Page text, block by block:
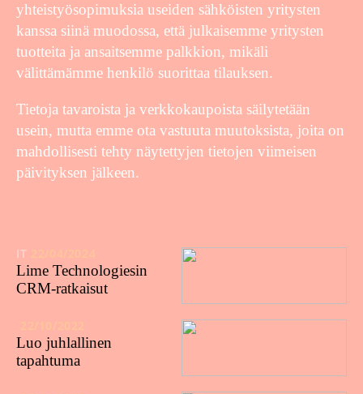
yhteistyösopimuksia useiden sähköisten yritysten
kanssa siinä muodossa, että julkaisemme yritysten
tuotteita ja ansaitsemme palkkion, mikäli
välittämämme henkilö suorittaa tilauksen.
Tietoja tavaroista ja verkkokaupoista säilytetään
usein, mutta emme ota vastuuta muutoksista, joita on
mahdollisesti tehty näytettyjen tietojen viimeisen
päivityksen jälkeen.
IT
Lime Technologiesin
CRM-ratkaisut
Luo juhlallinen
tapahtuma